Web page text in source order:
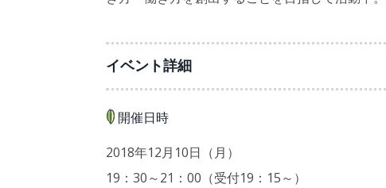
イベント詳細
開催日時
2018年12月10日（月）
19：30～21：00（受付19：15～）